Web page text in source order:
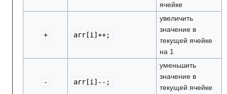
ячейке
+ arr[i]++;
увеличить
значение в
текущей ячейке
на 1
- arr[i]--;
уменьшить
значение в
текущей ячейке